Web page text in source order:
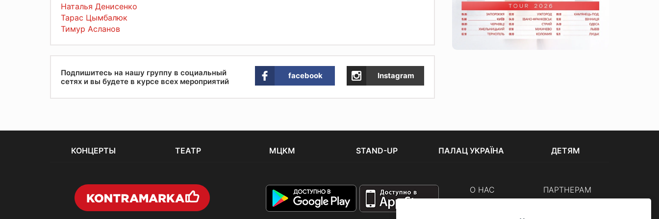
Наталья Денисенко
Тарас Цымбалюк
Тимур Асланов
Подпишитесь на нашу группу в социальный
сетях и вы будете в курсе всех мероприятий
facebook Instagram
КОНЦЕРТЫ ТЕАТР МЦКМ STAND-UP ПАЛАЦ УКРАЇНА ДЕТЯМ
О НАС ПАРТНЕРАМ